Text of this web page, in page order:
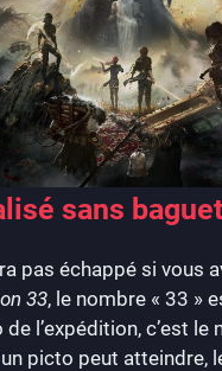
sans
pas échappé si vous
33, le nombre « 33 »
l’expédition, c’est le
un picto peut atteindre,